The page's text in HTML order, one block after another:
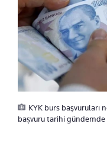
KYK burs başvuruları
başvuru tarihi gündemde